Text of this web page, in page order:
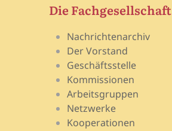
Die Fachgesellschaft
Nachrichtenarchiv
Der Vorstand
Geschäftsstelle
Kommissionen
Arbeitsgruppen
Netzwerke
Kooperationen